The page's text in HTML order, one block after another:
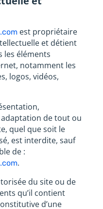
est propriétaire
et détient
les éléments
notamment les
logos, vidéos,
de tout ou
quel que soit le
est interdite, sauf
de :
.
du site ou de
qu’il contient
d’une